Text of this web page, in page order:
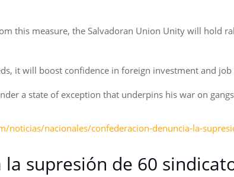
this measure, the Salvadoran Union Unity will hold
it will boost confidence in foreign investment and job
a state of exception that underpins his war on
noticias/nacionales/confederacion-denuncia-la-
supresión de 60